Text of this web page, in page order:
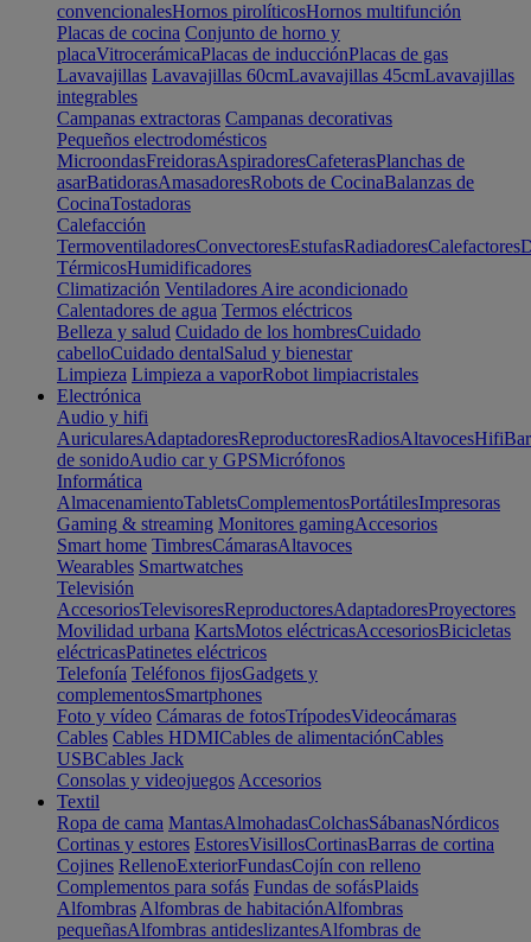
convencionalesHornos pirolíticosHornos multifunción
Placas de cocina Conjunto de horno y
placaVitrocerámicaPlacas de inducciónPlacas de gas
Lavavajillas Lavavajillas 60cmLavavajillas 45cmLavavajillas
integrables
Campanas extractoras Campanas decorativas
Pequeños electrodomésticos
MicroondasFreidorasAspiradoresCafeterasPlanchas de
asarBatidorasAmasadoresRobots de CocinaBalanzas de
CocinaTostadoras
Calefacción
TermoventiladoresConvectoresEstufasRadiadoresCalefactores
TérmicosHumidificadores
Climatización Ventiladores Aire acondicionado
Calentadores de agua Termos eléctricos
Belleza y salud Cuidado de los hombresCuidado
cabelloCuidado dentalSalud y bienestar
Limpieza Limpieza a vaporRobot limpiacristales
Electrónica
Audio y hifi
AuricularesAdaptadoresReproductoresRadiosAltavocesHifi
de sonidoAudio car y GPSMicrófonos
Informática
AlmacenamientoTabletsComplementosPortátilesImpresoras
Gaming & streaming Monitores gamingAccesorios
Smart home TimbresCámarasAltavoces
Wearables Smartwatches
Televisión
AccesoriosTelevisoresReproductoresAdaptadoresProyectores
Movilidad urbana KartsMotos eléctricasAccesoriosBicicletas
eléctricasPatinetes eléctricos
Telefonía Teléfonos fijosGadgets y
complementosSmartphones
Foto y vídeo Cámaras de fotosTrípodesVideocámaras
Cables Cables HDMICables de alimentaciónCables
USBCables Jack
Consolas y videojuegos Accesorios
Textil
Ropa de cama MantasAlmohadasColchasSábanasNórdicos
Cortinas y estores EstoresVisillosCortinasBarras de cortina
Cojines RellenoExteriorFundasCojín con relleno
Complementos para sofás Fundas de sofásPlaids
Alfombras Alfombras de habitaciónAlfombras
pequeñasAlfombras antideslizantesAlfombras de